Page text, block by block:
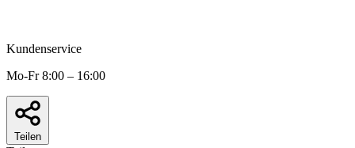
Kundenservice
Mo-Fr 8:00 – 16:00
Teilen